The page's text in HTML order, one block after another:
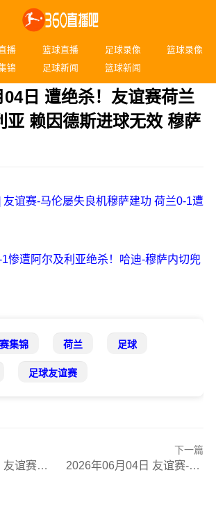
播 篮球直播 足球录像
篮球录像
锦 足球新闻 篮球新闻
04日 遭绝杀！友谊赛荷兰
亚 赖因德斯进球无效 穆萨
友谊赛-马伦屡失良机穆萨建功 荷兰0-1遭
惨遭阿尔及利亚绝杀！哈迪-穆萨内切兜
集锦 荷兰 足球
足球友谊赛
东炅直接任意球破门
下一篇
2026年06月04日 友谊赛-意大利1-0卢森堡 埃斯波西托制胜球皮西利助攻